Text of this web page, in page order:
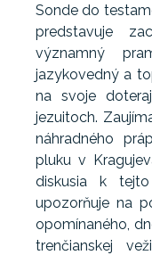
Sonde do
predstavuje
významný
jazykovedný a
na svoje
jezuitoch.
náhradného
pluku v
diskusia k
upozorňuje na
opomínaného,
trenčianskej